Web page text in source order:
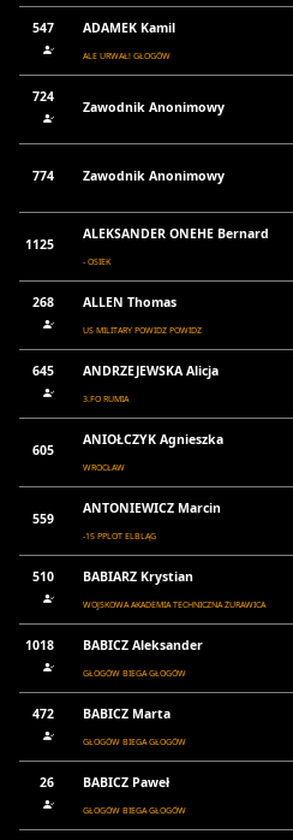
547 ADAMEK Kamil
ALE URWAŁ! GŁOGÓW
724
Zawodnik Anonimowy
774 Zawodnik Anonimowy
1125
ALEKSANDER ONEHE Bernard
- OSIEK
268 ALLEN Thomas
US MILITARY POWIDZ POWIDZ
645 ANDRZEJEWSKA Alicja
3.FO RUMIA
605
ANIOŁCZYK Agnieszka
WROCŁAW
559
ANTONIEWICZ Marcin
-15 PPLOT ELBLĄG
510 BABIARZ Krystian
WOJSKOWA AKADEMIA TECHNICZNA ŻURAWICA
1018 BABICZ Aleksander
GŁOGÓW BIEGA GŁOGÓW
472 BABICZ Marta
GŁOGÓW BIEGA GŁOGÓW
26 BABICZ Paweł
GŁOGÓW BIEGA GŁOGÓW